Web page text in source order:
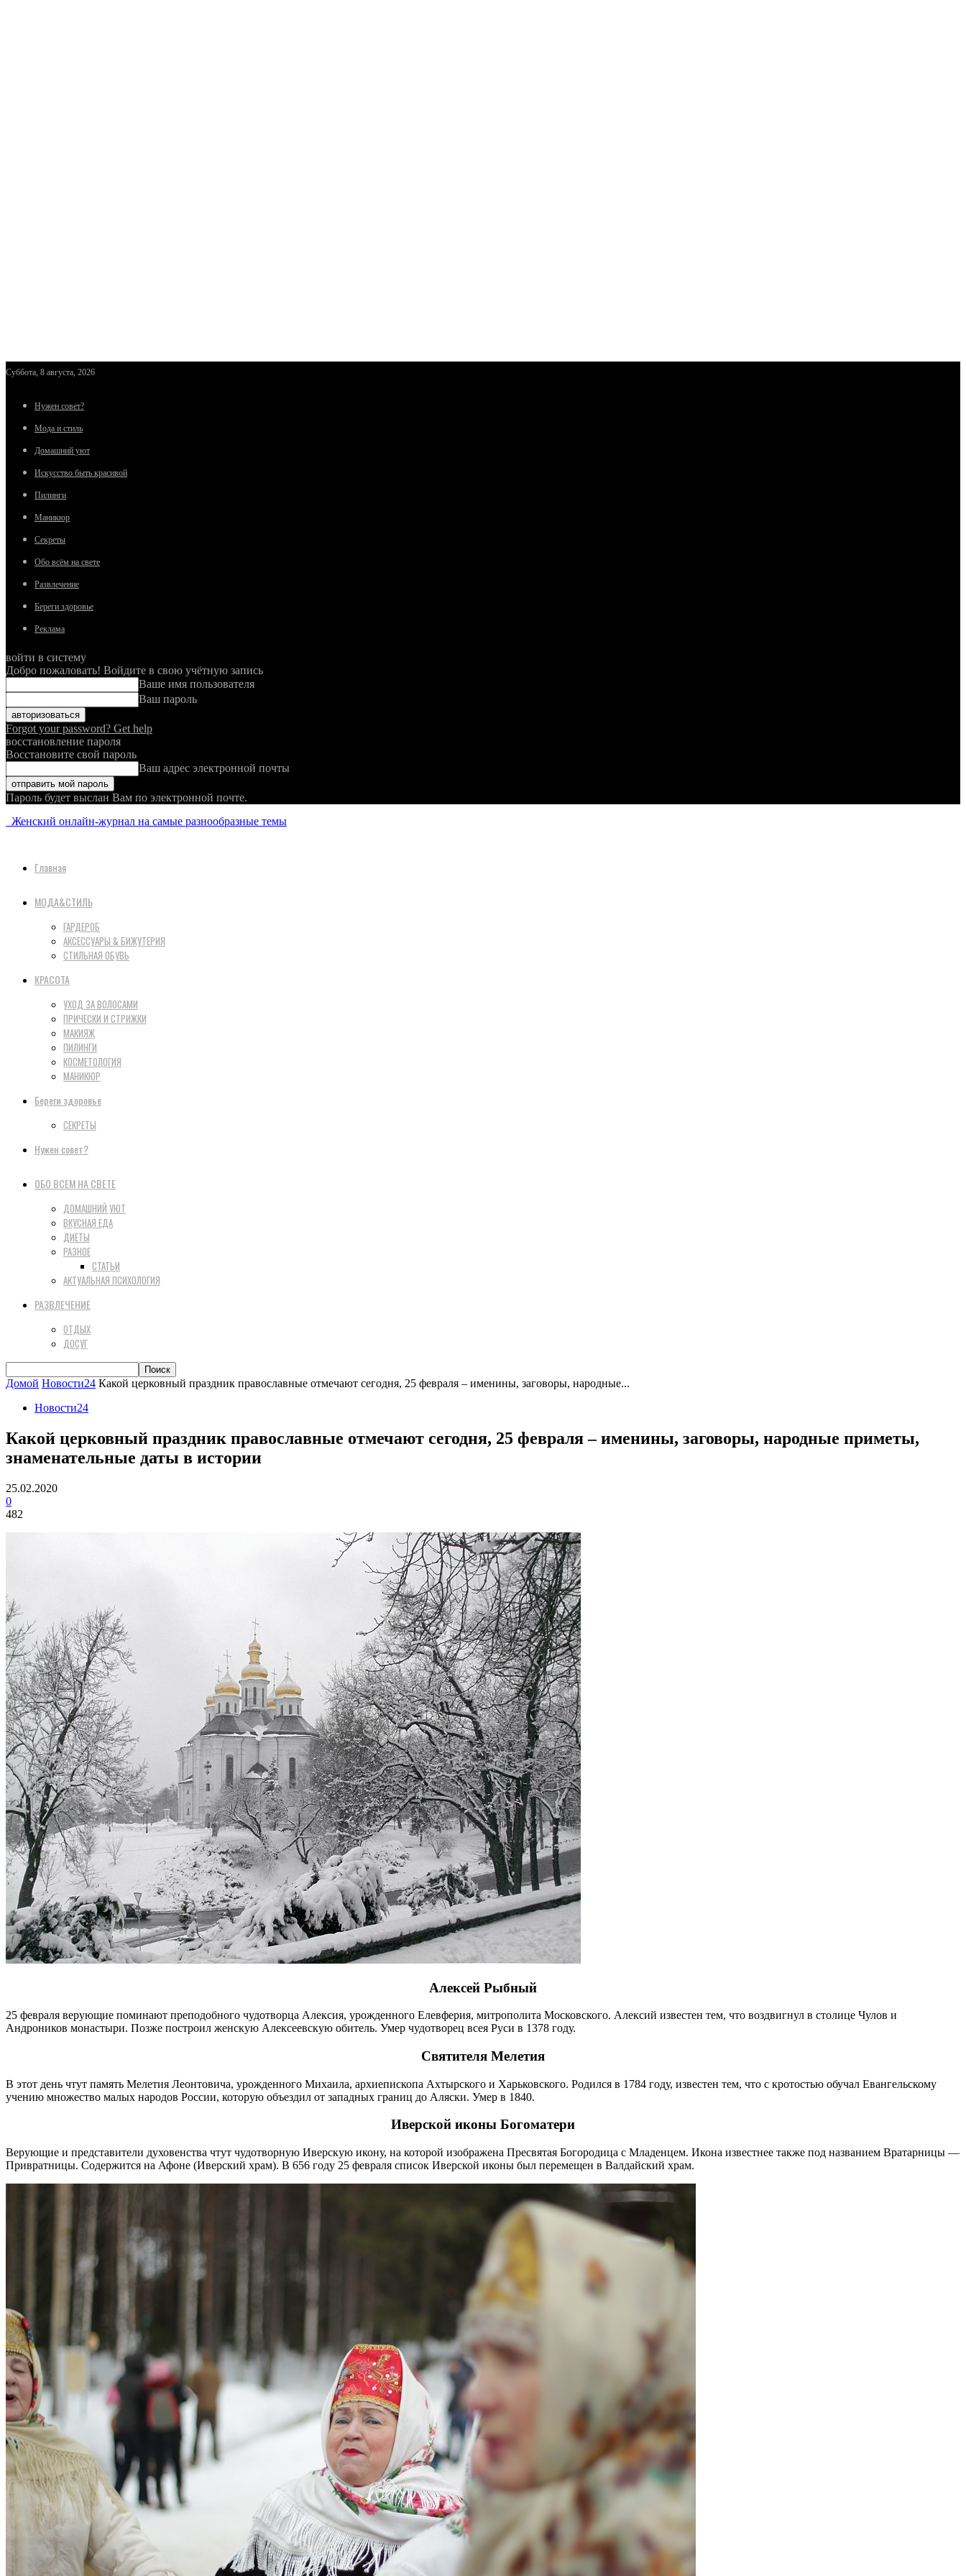
Суббота, 8 августа, 2026
Нужен совет?
Мода и стиль
Домашний уют
Искусство быть красивой
Пилинги
Маникюр
Секреты
Обо всём на свете
Развлечение
Береги здоровье
Реклама
войти в систему
Добро пожаловать! Войдите в свою учётную запись
Ваше имя пользователя
Ваш пароль
Forgot your password? Get help
восстановление пароля
Восстановите свой пароль
Ваш адрес электронной почты
Пароль будет выслан Вам по электронной почте.
Женский онлайн-журнал на самые разнообразные темы
Главная
МОДА&СТИЛЬ
ГАРДЕРОБ
АКСЕССУАРЫ & БИЖУТЕРИЯ
СТИЛЬНАЯ ОБУВЬ
КРАСОТА
УХОД ЗА ВОЛОСАМИ
ПРИЧЕСКИ И СТРИЖКИ
МАКИЯЖ
ПИЛИНГИ
КОСМЕТОЛОГИЯ
МАНИКЮР
Береги здоровье
СЕКРЕТЫ
Нужен совет?
ОБО ВСЕМ НА СВЕТЕ
ДОМАШНИЙ УЮТ
ВКУСНАЯ ЕДА
ДИЕТЫ
РАЗНОЕ
СТАТЬИ
АКТУАЛЬНАЯ ПСИХОЛОГИЯ
РАЗВЛЕЧЕНИЕ
ОТДЫХ
ДОСУГ
Домой Новости24 Какой церковный праздник православные отмечают сегодня, 25 февраля – именины, заговоры, народные...
Новости24
Какой церковный праздник православные отмечают сегодня, 25 февраля – именины, заговоры, народные приметы,
знаменательные даты в истории
25.02.2020
0
482
Алексей Рыбный
25 февраля верующие поминают преподобного чудотворца Алексия, урожденного Елевферия, митрополита Московского. Алексий известен тем, что воздвигнул в столице Чулов и
Андроников монастыри. Позже построил женскую Алексеевскую обитель. Умер чудотворец всея Руси в 1378 году.
Святителя Мелетия
В этот день чтут память Мелетия Леонтовича, урожденного Михаила, архиепископа Ахтырского и Харьковского. Родился в 1784 году, известен тем, что с кротостью обучал Евангельскому
учению множество малых народов России, которую объездил от западных границ до Аляски. Умер в 1840.
Иверской иконы Богоматери
Верующие и представители духовенства чтут чудотворную Иверскую икону, на которой изображена Пресвятая Богородица с Младенцем. Икона известнее также под названием Вратарницы —
Привратницы. Содержится на Афоне (Иверский храм). В 656 году 25 февраля список Иверской иконы был перемещен в Валдайский храм.